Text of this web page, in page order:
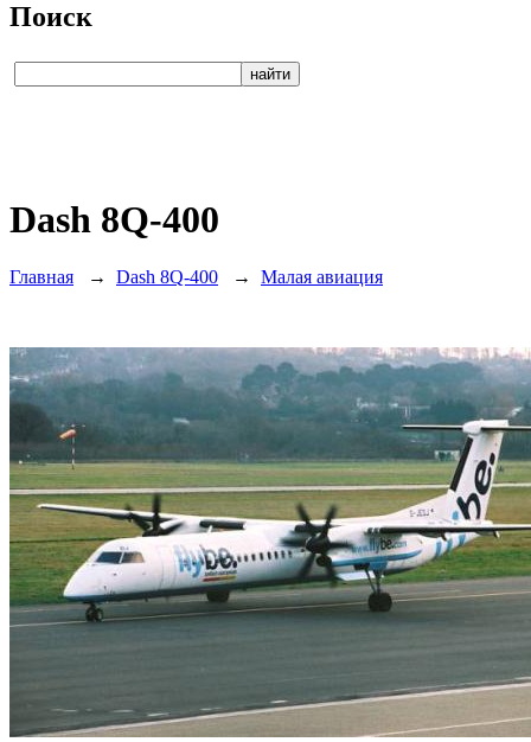
Поиск
Dash 8Q-400
Главная → Dash 8Q-400 → Малая авиация